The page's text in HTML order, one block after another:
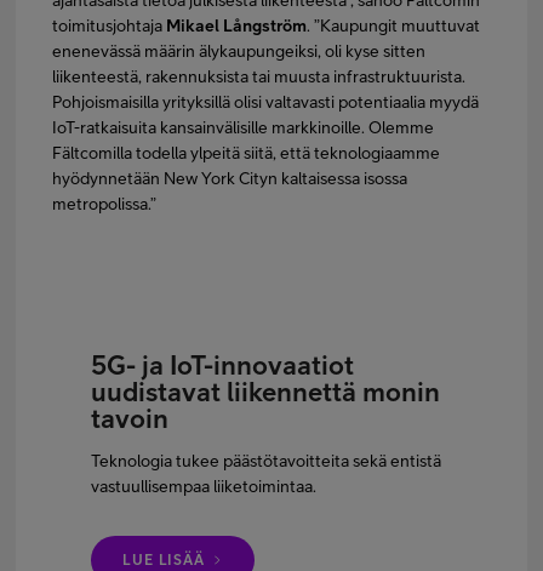
toimitusjohtaja Mikael Långström. ”Kaupungit muuttuvat
enenevässä määrin älykaupungeiksi, oli kyse sitten
liikenteestä, rakennuksista tai muusta infrastruktuurista.
Pohjoismaisilla yrityksillä olisi valtavasti potentiaalia myydä
IoT-ratkaisuita kansainvälisille markkinoille. Olemme
Fältcomilla todella ylpeitä siitä, että teknologiaamme
hyödynnetään New York Cityn kaltaisessa isossa
metropolissa.”
5G- ja IoT-innovaatiot
uudistavat liikennettä monin
tavoin
Teknologia tukee päästötavoitteita sekä entistä
vastuullisempaa liiketoimintaa.
LUE LISÄÄ